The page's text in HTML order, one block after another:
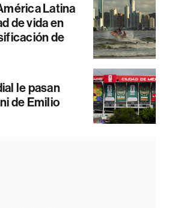
Latina
de vida en
de
le pasan
de Emilio